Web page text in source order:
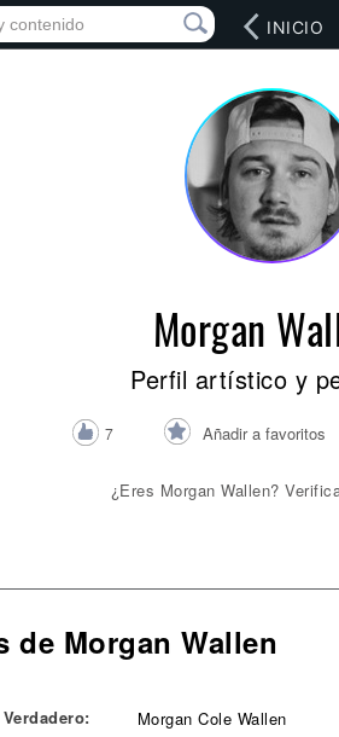
INICIO
Morgan
Perfil artístico y
7 Añadir a favoritos
¿Eres Morgan Wallen?
de Morgan Wallen
Morgan Cole Wallen